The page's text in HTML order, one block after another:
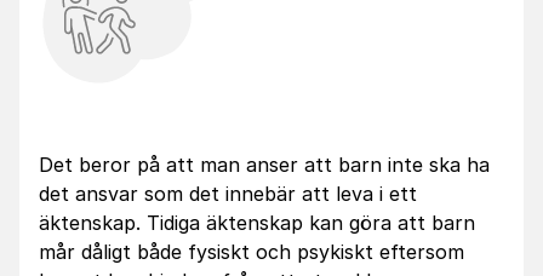
Det beror på att man anser att barn inte ska ha
det ansvar som det innebär att leva i ett
äktenskap. Tidiga äktenskap kan göra att barn
mår dåligt både fysiskt och psykiskt eftersom